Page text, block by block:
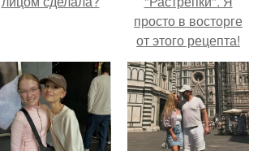
просто в восторге
от этого рецепта!